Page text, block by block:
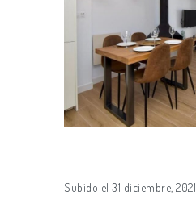
Subido el 31 diciembre, 2021